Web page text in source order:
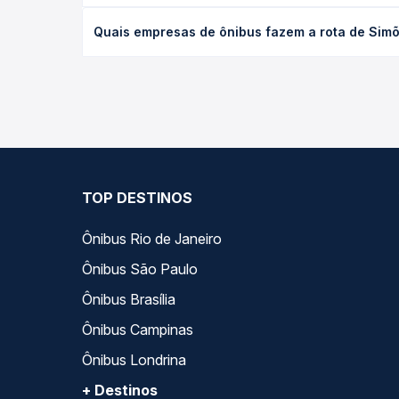
antecedência da compra. Na Quero Passagem
Quais empresas de ônibus fazem a rota de
TOP DESTINOS
Ônibus Rio de Janeiro
Ônibus São Paulo
Ônibus Brasília
Ônibus Campinas
Ônibus Londrina
+ Destinos